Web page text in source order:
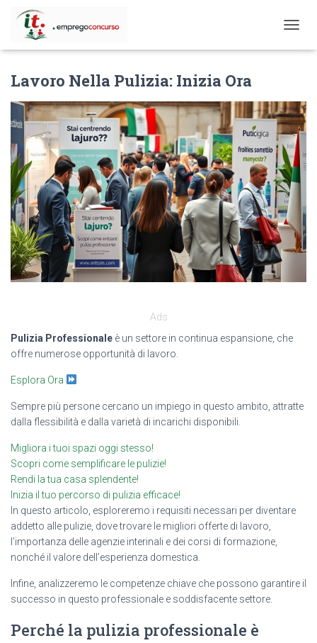
O
E
N
A
V
I
G
A
O
N
Lavoro Nella Pulizia: Inizia Ora
Ads
Pulizia Professionale è un settore in continua espansione, che
offre numerose opportunità di lavoro.
Esplora Ora
Sempre più persone cercano un impiego in questo ambito, attratte
dalla flessibilità e dalla varietà di incarichi disponibili.
Migliora i tuoi spazi oggi stesso!
Scopri come semplificare le pulizie!
Rendi la tua casa splendente!
Inizia il tuo percorso di pulizia efficace!
In questo articolo, esploreremo i requisiti necessari per diventare
addetto alle pulizie, dove trovare le migliori offerte di lavoro,
l’importanza delle agenzie interinali e dei corsi di formazione,
nonché il valore dell’esperienza domestica.
Infine, analizzeremo le competenze chiave che possono garantire il
successo in questo professionale e soddisfacente settore.
Perché la pulizia professionale è